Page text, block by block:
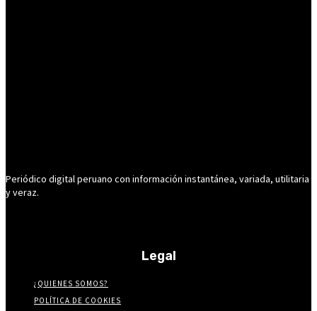
Periódico digital peruano con información instantánea, variada, utilitaria
y veraz.
Legal
¿QUIENES SOMOS?
POLÍTICA DE COOKIES